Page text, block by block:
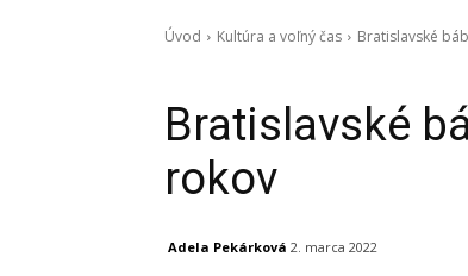
Úvod Kultúra a voľný čas Bratislavské
Bratislavské
rokov
Adela Pekárková 2. marca 2022